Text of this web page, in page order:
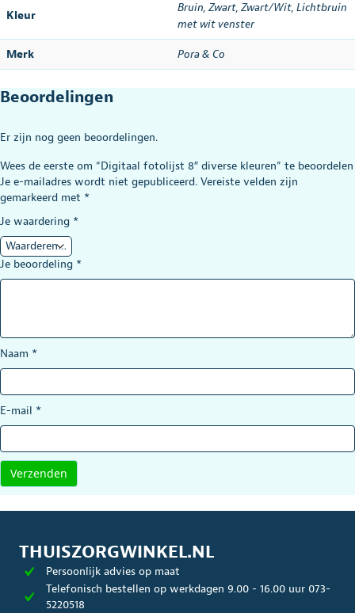
Kleur
Bruin, Zwart, Zwart/Wit, Lichtbruin
met wit venster
Merk Pora & Co
Beoordelingen
Er zijn nog geen beoordelingen.
Wees de eerste om “Digitaal fotolijst 8″ diverse kleuren” te beoordelen
Je e-mailadres wordt niet gepubliceerd. Vereiste velden zijn
gemarkeerd met *
Je waardering *
Je beoordeling *
Naam *
E-mail *
THUISZORGWINKEL.NL
Persoonlijk advies op maat
Telefonisch bestellen op werkdagen 9.00 - 16.00 uur 073-
5220518